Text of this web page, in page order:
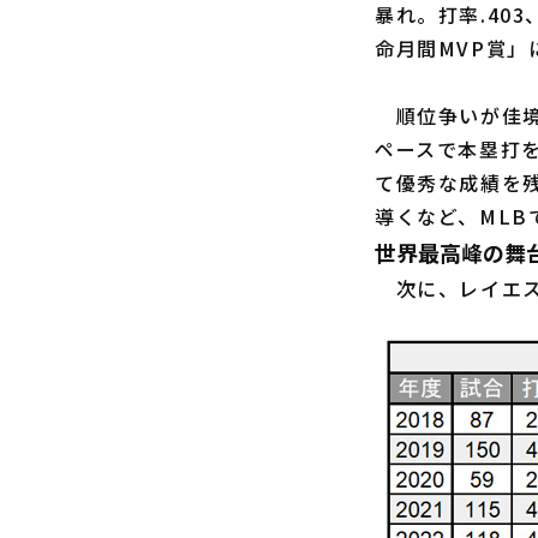
暴れ。打率.403
命月間MVP賞」
順位争いが佳
ペースで本塁打
て優秀な成績を
導くなど、MLB
世界最高峰の舞
次に、レイエ